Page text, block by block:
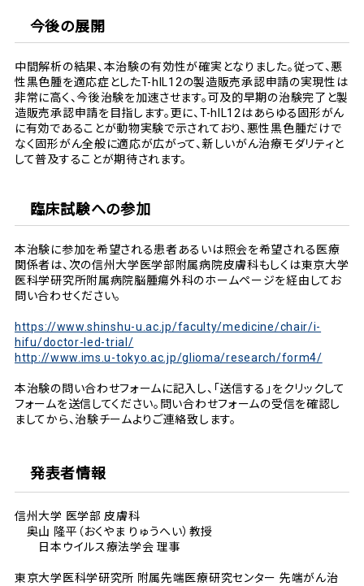
今後の展開
中間解析の結果、本治験の有効性が確実となりました。従って、悪
性黒色腫を適応症としたT-hIL12の製造販売承認申請の実現性は
非常に高く、今後治験を加速させます。可及的早期の治験完了と製
造販売承認申請を目指します。更に、T-hIL12はあらゆる固形がん
に有効であることが動物実験で示されており、悪性黒色腫だけで
なく固形がん全般に適応が広がって、新しいがん治療モダリティと
して普及することが期待されます。
臨床試験への参加
本治験に参加を希望される患者あるいは照会を希望される医療
関係者は、次の信州大学医学部附属病院皮膚科もしくは東京大学
医科学研究所附属病院脳腫瘍外科のホームページを経由してお
問い合わせください。
https://www.shinshu-u.ac.jp/faculty/medicine/chair/i-
hifu/doctor-led-trial/
http://www.ims.u-tokyo.ac.jp/glioma/research/form4/
本治験の問い合わせフォームに記入し、「送信する」をクリックして
フォームを送信してください。問い合わせフォームの受信を確認し
ましてから、治験チームよりご連絡致します。
発表者情報
信州大学 医学部 皮膚科
奥山 隆平（おくやま りゅうへい）教授
日本ウイルス療法学会 理事
東京大学医科学研究所 附属先端医療研究センター 先端がん治